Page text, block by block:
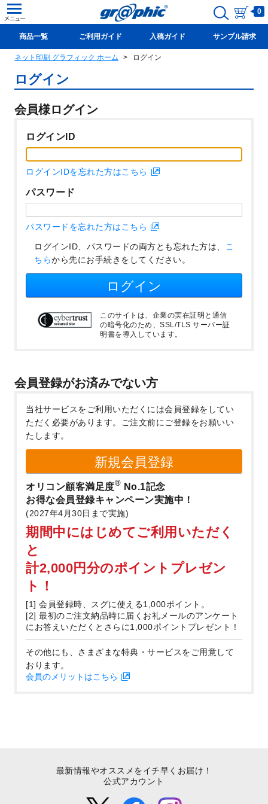
0
商品一覧 ご利用ガイド 入稿ガイド サンプル請求
新規会員登録(無料)
ネット印刷 グラフィック ホーム ログイン
ログイン
会員様ログイン
ログインID
ログインIDを忘れた方はこちら
パスワード
パスワードを忘れた方はこちら
ログインID、パスワードの両方とも忘れた方は、 こ
ちらから先にお手続きをしてください。
ログイン
このサイトは、企業の実在証明と通信
の暗号化のため、SSL/TLS サーバー証
明書を導入しています。
会員登録がお済みでない方
当社サービスをご利用いただくには会員登録をしてい
ただく必要があります。
ご注文前にご登録をお願いい
たします。
新規会員登録
オリコン顧客満足度® No.1記念
お得な会員登録キャンペーン実施中！
(2027年4月30日まで実施)
期間中にはじめてご利用いただく
と
計2,000円分のポイントプレゼン
ト！
[1] 会員登録時、スグに使える1,000ポイント。
[2] 最初のご注文納品時に届くお礼メールのアンケート
にお答えいただくとさらに1,000ポイントプレゼント！
その他にも、さまざまな特典・サービスをご用意して
おります。
会員のメリットはこちら
最新情報やオススメをイチ早くお届け！
公式アカウント